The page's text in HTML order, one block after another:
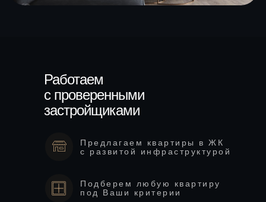
Работаем
с проверенными
застройщиками
Предлагаем квартиры в ЖК
с развитой инфраструктурой
Подберем любую квартиру
под Ваши критерии